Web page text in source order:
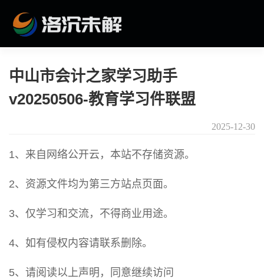
中山市会计之家学习助手
v20250506-教育学习件联盟
2025-12-30
1、来自网络公开云，本站不存储资源。
2、资源文件均为第三方站点页面。
3、仅学习和交流，不得商业用途。
4、如有侵权内容请联系删除。
5、请阅读以上声明，同意继续访问